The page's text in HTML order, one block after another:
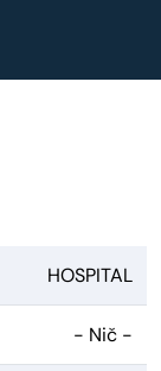
HOSPITAL
- Nič -